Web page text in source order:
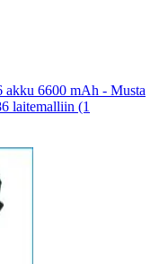
6600 mAh - Musta
laitemalliin (1